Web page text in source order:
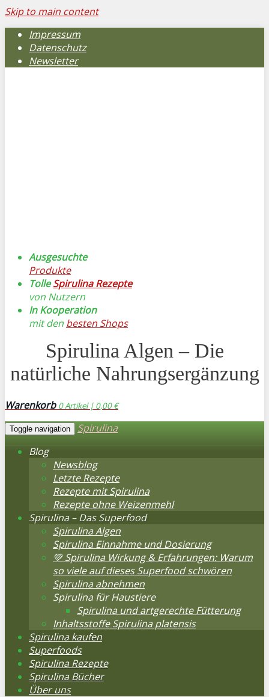
Skip to main content
Impressum
Datenschutz
Newsletter
Ausgesuchte
Produkte
TolleSpirulina Rezepte
von Nutzern
In Kooperation
mit den besten Shops
Spirulina Algen – Die
natürliche Nahrungsergänzung
Warenkorb 0Artikel | 0,00 €
Toggle navigation
Spirulina
Blog
Newsblog
Letzte Rezepte
Rezepte mit Spirulina
Rezepte ohne Weizenmehl
Spirulina – Das Superfood
Spirulina Algen
Spirulina Einnahme und Dosierung
💚 Spirulina Wirkung & Erfahrungen: Warum
so viele auf dieses Superfood schwören
Spirulina abnehmen
Spirulina für Haustiere
Spirulina und artgerechte Fütterung
Inhaltsstoffe Spirulina platensis
Spirulina kaufen
Superfoods
Spirulina Rezepte
Spirulina Bücher
Über uns